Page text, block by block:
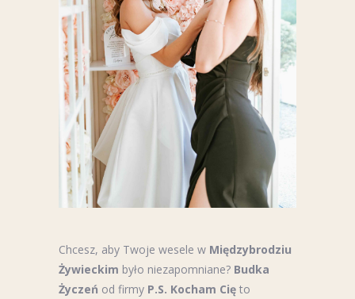
Chcesz, aby Twoje wesele w Międzybrodziu
Żywieckim było niezapomniane? Budka
Życzeń od firmy P.S. Kocham Cię to